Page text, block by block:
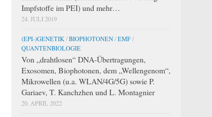
Impfstoffe im PEI) und mehr…
24. JULI 2019
(EPI-)GENETIK /BIOPHOTONEN/EMF/
QUANTENBIOLOGIE
Von „drahtlosen“ DNA-Übertragungen,
Exosomen, Biophotonen, dem „Wellengenom“,
Mikrowellen (u.a. WLAN/4G/5G) sowie P.
Gariaev, T. Kanchzhen und L. Montagnier
20. APRIL 2022